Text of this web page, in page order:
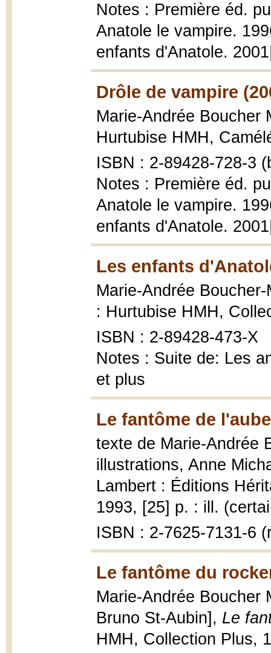
Notes : Première éd.
Anatole le vampire.
enfants d'Anatole.
Drôle de vampire
Marie-Andrée Boucher
Hurtubise HMH,
ISBN : 2-89428-728-3
Notes : Première éd.
Anatole le vampire.
enfants d'Anatole.
Les enfants
Marie-Andrée
: Hurtubise HMH,
ISBN : 2-89428-473-X
Notes : Suite de: Les
et plus
Le fantôme de
texte de Marie-Andrée
illustrations, Anne
Lambert : Éditions
1993, [25] p. : ill.
ISBN : 2-7625-7131-6
Le fantôme du
Marie-Andrée Boucher
Bruno St-Aubin], Le
HMH, Collection Plus,